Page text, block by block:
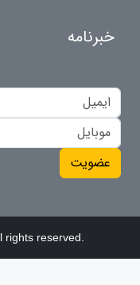
خبرنامه
عضویت
rights reserved.